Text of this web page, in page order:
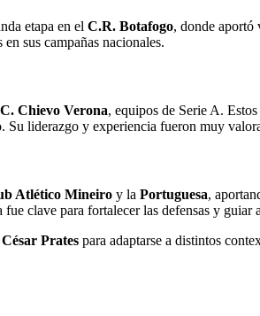
etapa en el C.R. Botafogo, donde aportó
sus campañas nacionales.
Chievo Verona, equipos de Serie A.
liderazgo y experiencia fueron muy
Atlético Mineiro y la Portuguesa,
clave para fortalecer las defensas y guiar
César Prates para adaptarse a distintos